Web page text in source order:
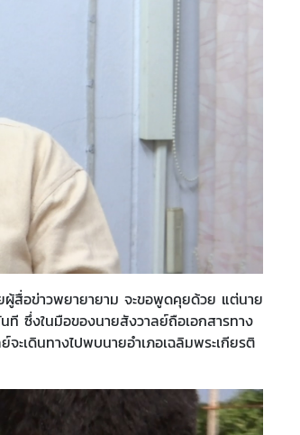
ผู้สื่อข่าวพยายายาม จะขอพูดคุยด้วย แต่นาย
ซึ่งในมือของนายสังวาลย์ถือเอกสารทาง
เดินทางไปพบนายอำเภอเฉลิมพระเกียรติ